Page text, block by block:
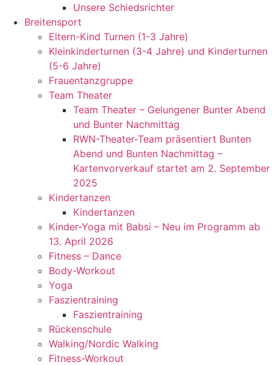
Unsere Schiedsrichter
Breitensport
Eltern-Kind Turnen (1-3 Jahre)
Kleinkinderturnen (3-4 Jahre) und Kinderturnen
(5-6 Jahre)
Frauentanzgruppe
Team Theater
Team Theater – Gelungener Bunter Abend
und Bunter Nachmittag
RWN-Theater-Team präsentiert Bunten
Abend und Bunten Nachmittag –
Kartenvorverkauf startet am 2. September
2025
Kindertanzen
Kindertanzen
Kinder-Yoga mit Babsi – Neu im Programm ab
13. April 2026
Fitness – Dance
Body-Workout
Yoga
Faszientraining
Faszientraining
Rückenschule
Walking/Nordic Walking
Fitness-Workout